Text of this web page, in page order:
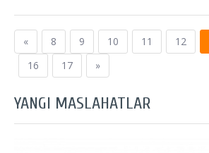
« 8 9 10 11 12
16
17 »
YANGI MASLAHATLAR